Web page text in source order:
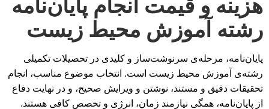
هزینه و قیمت انجام پایان‌نامه
رشته آموزش محیط زیست
پایان‌نامه، مرحله‌ی سرنوشت‌ساز و کلیدی در تحصیلات تکمیلی
رشته‌ی آموزش محیط زیست است. انتخاب موضوع مناسب، انجام
تحقیقات دقیق و مستند، نوشتن و ویرایش صحیح، و در نهایت دفاع
از پایان‌نامه، همگی نیازمند زمان، انرژی و تخصص کافی هستند.